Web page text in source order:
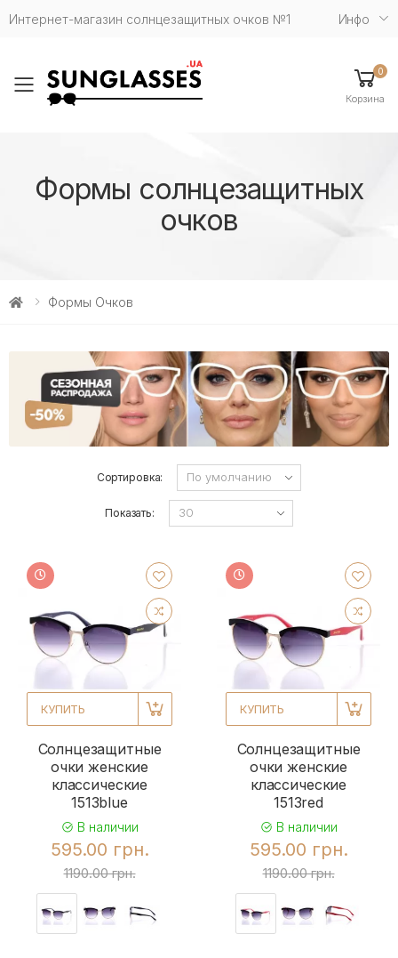
Интернет-магазин солнцезащитных очков №1 Инфо
Toggle mobile menu
0
Корзина
Формы солнцезащитных
очков
Формы Очков
Сортировка:
Показать:
КУПИТЬ
Солнцезащитные
очки женские
классические
1513blue
В наличии
595.00 грн.
1190.00 грн.
КУПИТЬ
Солнцезащитные
очки женские
классические
1513red
В наличии
595.00 грн.
1190.00 грн.